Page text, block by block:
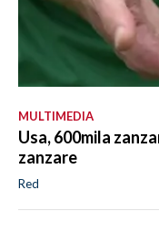
MULTIMEDIA
Usa, 600mila
zanzare
Red